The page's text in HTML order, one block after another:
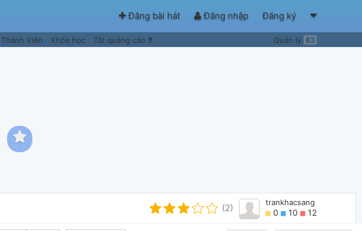
Đăng bài hát Đăng nhập Đăng ký
Thành Viên Khóa học Tắt quảng cáo Quản lý 83
(2)
trankhacsang
0 10 12